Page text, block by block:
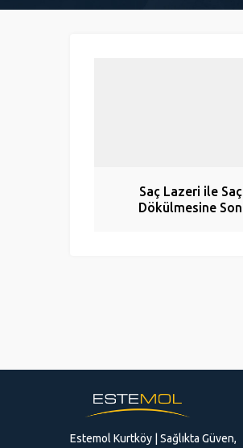
Saç Lazeri ile Saç
Dökülmesine Son
Estemol Kurtköy | Sağlıkta Güven,